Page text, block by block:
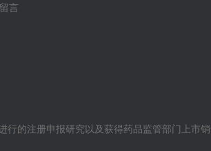
言
的注册申报研究以及获得药品监管部门上市